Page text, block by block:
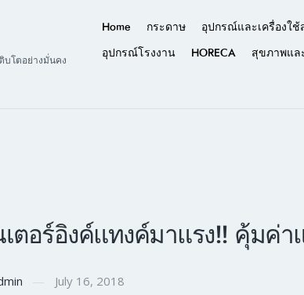
โตอย่างมั่นคง
Home กระดาษ อุปกรณ์และเครื่องใ
อุปกรณ์โรงงาน
HORECA สุขภาพแล
เตอร์อิงค์แทงค์มาแรง!! คุ้มค่
July 16, 2018